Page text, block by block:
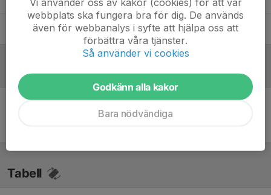
Aziz DuzgunMålvaktstränare/Assisterande tränare
Referat
Inget referat skrivet
Tabell
webbplats ska fungera bra för dig. De används
även för webbanalys i syfte att hjälpa oss att
förbättra våra tjänster.
Så använder vi cookies
Godkänn alla kakor
Bara nödvändiga